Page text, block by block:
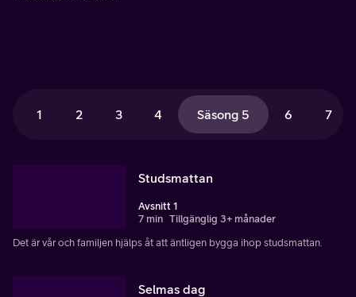
1 2 3 4 Säsong 5 6 7
Studsmattan
Avsnitt 1
7 min Tillgänglig 3+ månader
Det är vår och familjen hjälps åt att äntligen bygga ihop studsmattan.
Selmas dag